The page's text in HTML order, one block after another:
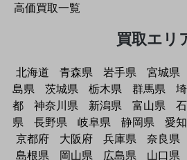
高価買取一覧
買取エリ
北海道 青森県 岩手県 宮城県
島県
茨城県 栃木県 群馬県
都
神奈川県 新潟県 富山県
県
長野県 岐阜県 静岡県 愛
京都府
大阪府 兵庫県 奈良県
島根県
岡山県 広島県 山口県